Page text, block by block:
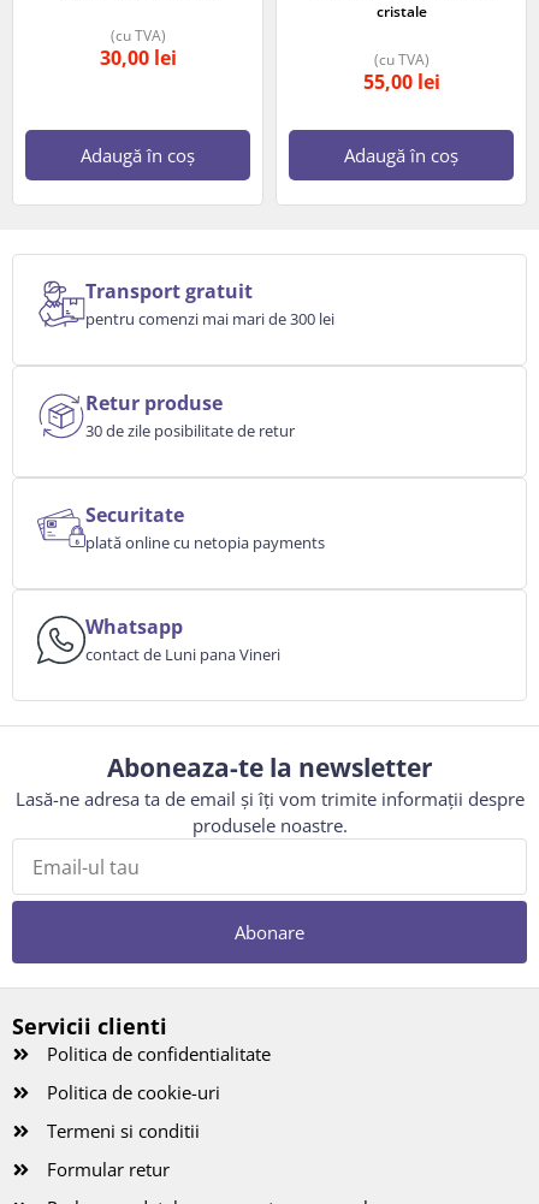
30,00 lei
(cu TVA)
Adaugă în coș
cristale
55,00 lei
(cu TVA)
Adaugă în coș
Transport gratuit
pentru comenzi mai mari de 300 lei
Retur produse
30 de zile posibilitate de retur
Securitate
plată online cu netopia payments
Whatsapp
contact de Luni pana Vineri
Aboneaza-te la newsletter
Lasă-ne adresa ta de email și îți vom trimite informații despre
produsele noastre.
Abonare
Servicii clienti
Politica de confidentialitate
Politica de cookie-uri
Termeni si conditii
Formular retur